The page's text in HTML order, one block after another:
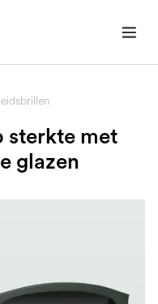
sterkte met
glazen